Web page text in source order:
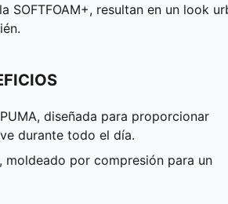
SOFTFOAM+, resultan en un look
diseñada para proporcionar
durante todo el día.
moldeado por compresión para un